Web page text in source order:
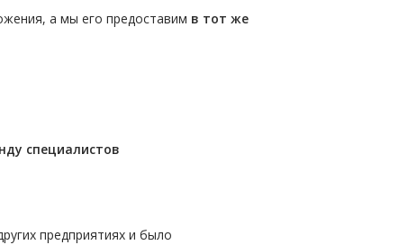
а мы его предоставим в тот же
специалистов
предприятиях и было